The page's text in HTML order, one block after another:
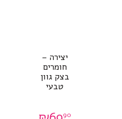
יצירה –
חומרים
בצק גוון
טבעי
90